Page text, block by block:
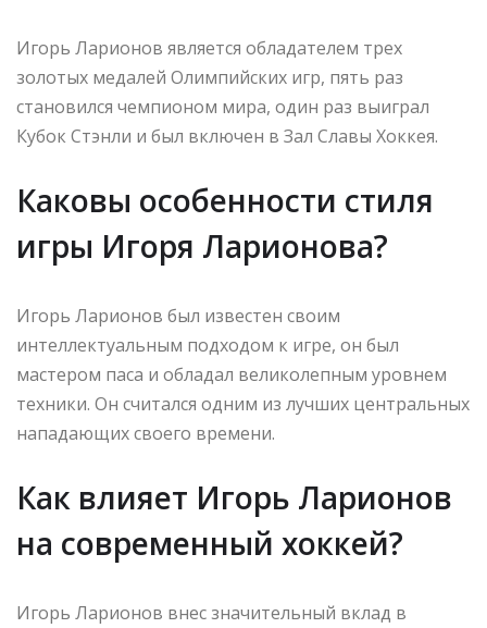
Игорь Ларионов является обладателем трех
золотых медалей Олимпийских игр, пять раз
становился чемпионом мира, один раз выиграл
Кубок Стэнли и был включен в Зал Славы Хоккея.
Каковы особенности стиля
игры Игоря Ларионова?
Игорь Ларионов был известен своим
интеллектуальным подходом к игре, он был
мастером паса и обладал великолепным уровнем
техники. Он считался одним из лучших центральных
нападающих своего времени.
Как влияет Игорь Ларионов
на современный хоккей?
Игорь Ларионов внес значительный вклад в